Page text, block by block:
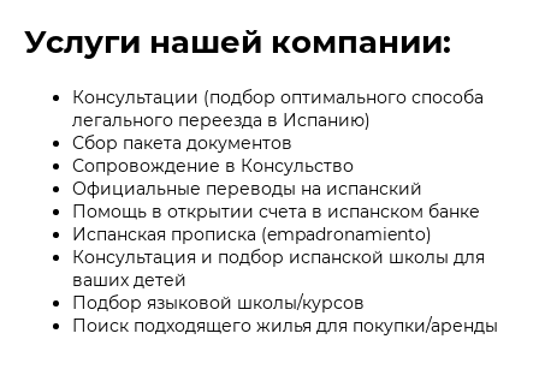
Услуги нашей компании:
Консультации (подбор оптимального способа
легального переезда в Испанию)
Сбор пакета документов
Сопровождение в Консульство
Официальные переводы на испанский
Помощь в открытии счета в испанском банке
Испанская прописка (empadronamiento)
Консультация и подбор испанской школы для
ваших детей
Подбор языковой школы/курсов
Поиск подходящего жилья для покупки/аренды